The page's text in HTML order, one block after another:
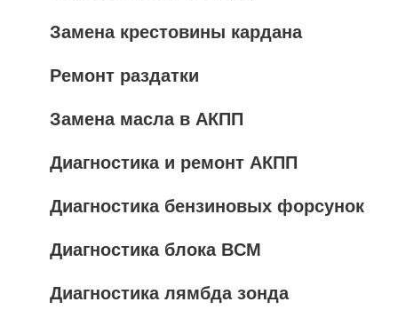
Замена крестовины кардана
Ремонт раздатки
Замена масла в АКПП
Диагностика и ремонт АКПП
Диагностика бензиновых форсунок
Диагностика блока BCM
Диагностика лямбда зонда